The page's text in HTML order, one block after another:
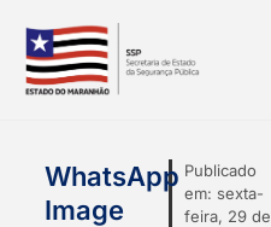
Publicado
em: sexta-
feira, 29 de
WhatsApp
Image